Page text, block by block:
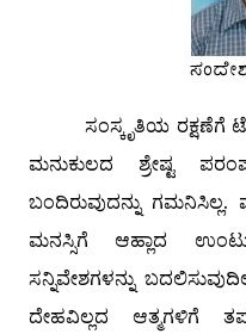
ಸಂಸ್ಕೃತಿಯ ರಕ್ಷಣೆಗೆ
ಮನುಕುಲದ ಶ್ರೇಷ್ಟ
ಬಂದಿರುವುದನ್ನು
ಮನಸ್ಸಿಗೆ ಆಹ್ಲಾದ
ಸನ್ನಿವೇಶಗಳನ್ನು
ದೇಹವಿಲ್ಲದ ಆತ್ಮಗಳಿಗೆ